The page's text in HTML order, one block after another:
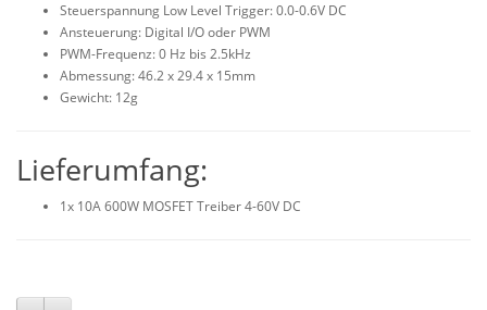
Steuerspannung Low Level Trigger: 0.0-0.6V DC
Ansteuerung: Digital I/O oder PWM
PWM-Frequenz: 0 Hz bis 2.5kHz
Abmessung: 46.2 x 29.4 x 15mm
Gewicht: 12g
Lieferumfang:
1x 10A 600W MOSFET Treiber 4-60V DC